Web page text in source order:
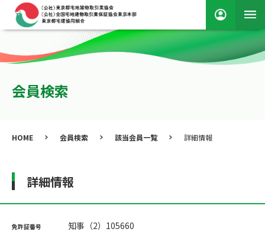
会員検索
HOME 会員検索 該当会員一覧 詳細情報
詳細情報
免許証番号 知事（2）105660